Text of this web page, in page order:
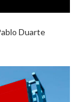
Duarte